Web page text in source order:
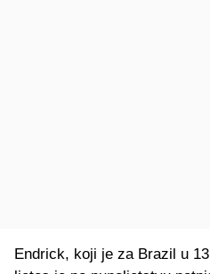
Endrick, koji je za Brazil u